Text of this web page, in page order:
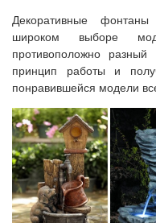
Декоративные
широком выборе
противоположно
принцип работы и
понравившейся модели